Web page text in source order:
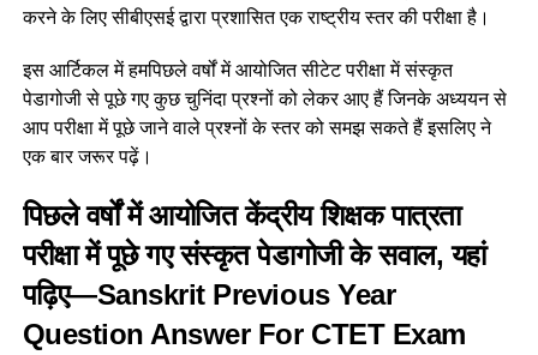
करने के लिए सीबीएसई द्वारा प्रशासित एक राष्ट्रीय स्तर की परीक्षा है।
इस आर्टिकल में हमपिछले वर्षों में आयोजित सीटेट परीक्षा में संस्कृत
पेडागोजी से पूछे गए कुछ चुनिंदा प्रश्नों को लेकर आए हैं जिनके अध्ययन से
आप परीक्षा में पूछे जाने वाले प्रश्नों के स्तर को समझ सकते हैं इसलिए ने
एक बार जरूर पढ़ें।
पिछले वर्षों में आयोजित केंद्रीय शिक्षक पात्रता
परीक्षा में पूछे गए संस्कृत पेडागोजी के सवाल, यहां
पढ़िए—Sanskrit Previous Year
Question Answer For CTET Exam